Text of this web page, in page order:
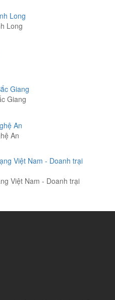
Long
Giang
An
Việt Nam - Doanh trại